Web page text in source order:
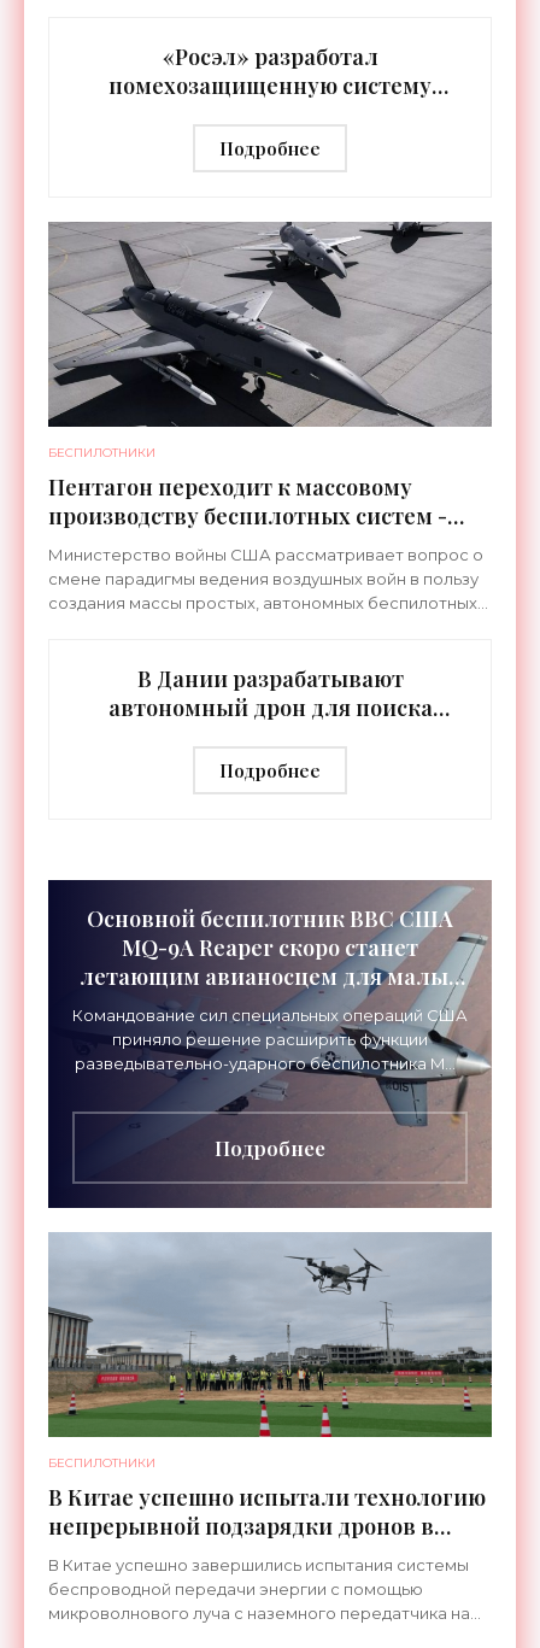
«Росэл» разработал
помехозащищенную систему
«Беспилотники»
Подробнее
БЕСПИЛОТНИКИ
Пентагон переходит к массовому
производству беспилотных систем -
«Беспилотники»
Министерство войны США рассматривает вопрос о
смене парадигмы ведения воздушных войн в пользу
создания массы простых, автономных беспилотных
В Дании разрабатывают
автономный дрон для поиска
«Беспилотники»
Подробнее
Основной беспилотник ВВС США
MQ-9А Reaper скоро станет
летающим авианосцем для малых
дронов - «Беспилотники»
Командование сил специальных операций США
приняло решение расширить функции
разведывательно-ударного беспилотника MQ-
9А Reaper, который в скором будущем начнет
выполнять функцию летающего
Подробнее
БЕСПИЛОТНИКИ
В Китае успешно испытали технологию
непрерывной подзарядки дронов в
полете - «Беспилотники»
В Китае успешно завершились испытания системы
беспроводной передачи энергии с помощью
микроволнового луча с наземного передатчика на